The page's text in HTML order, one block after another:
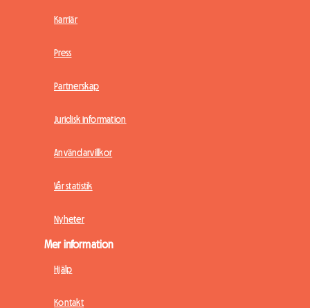
Karriär
Press
Partnerskap
Juridisk information
Användarvillkor
Vår statistik
Nyheter
Mer information
Hjälp
Kontakt